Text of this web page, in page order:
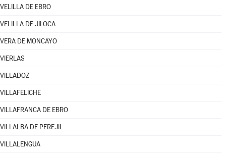
VELILLA DE EBRO
VELILLA DE JILOCA
VERA DE MONCAYO
VIERLAS
VILLADOZ
VILLAFELICHE
VILLAFRANCA DE EBRO
VILLALBA DE PEREJIL
VILLALENGUA